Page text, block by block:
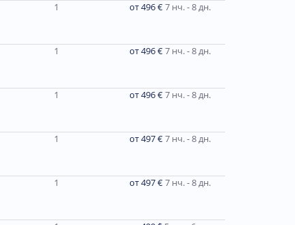
1 от 496 €7 нч. - 8 дн.
1 от 496 €7 нч. - 8 дн.
1 от 496 €7 нч. - 8 дн.
1 от 497 €7 нч. - 8 дн.
1 от 497 €7 нч. - 8 дн.